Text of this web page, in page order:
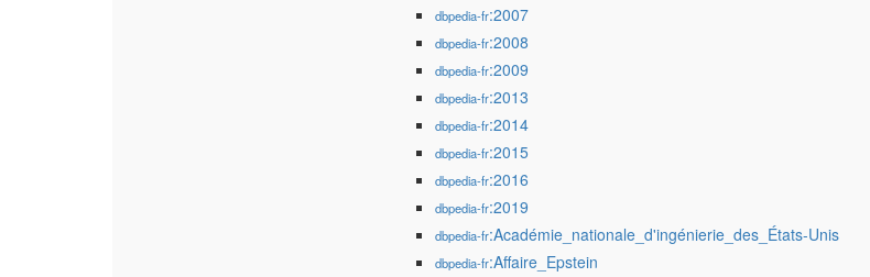
dbpedia-fr:2007
dbpedia-fr:2008
dbpedia-fr:2009
dbpedia-fr:2013
dbpedia-fr:2014
dbpedia-fr:2015
dbpedia-fr:2016
dbpedia-fr:2019
dbpedia-fr:Académie_nationale_d'ingénierie_des_États-Unis
dbpedia-fr:Affaire_Epstein